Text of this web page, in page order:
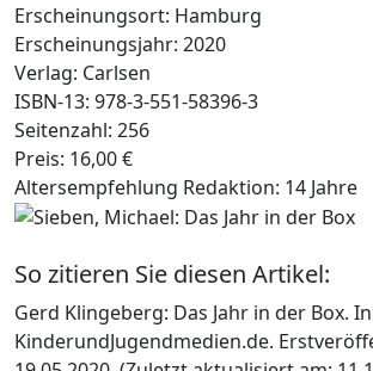
Erscheinungsort: Hamburg
Erscheinungsjahr: 2020
Verlag: Carlsen
ISBN-13: 978-3-551-58396-3
Seitenzahl: 256
Preis: 16,00 €
Altersempfehlung Redaktion: 14 Jahre
So zitieren Sie diesen Artikel:
Gerd Klingeberg: Das Jahr in der Box.
KinderundJugendmedien.de.